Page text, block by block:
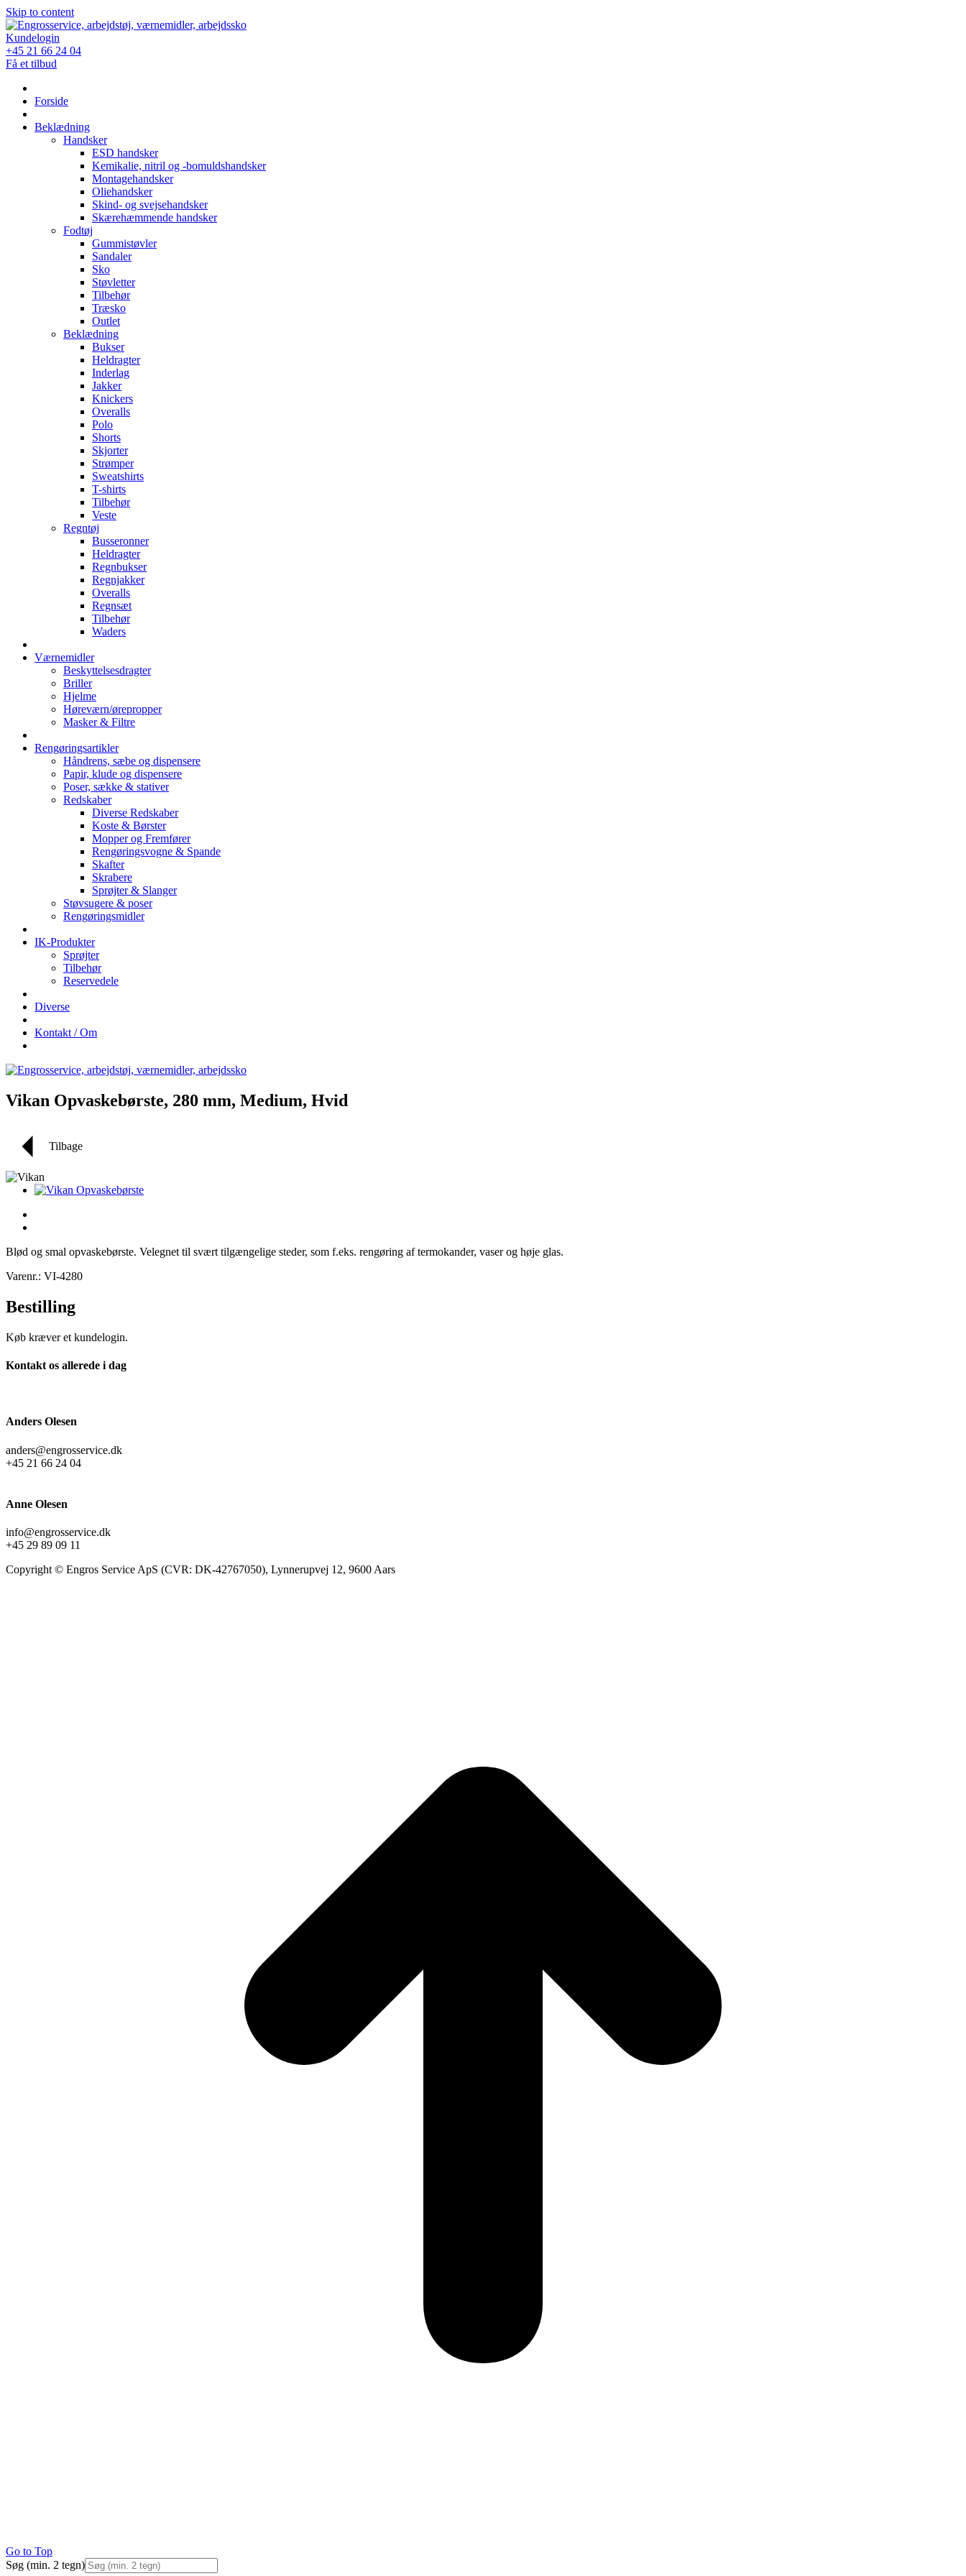
Skip to content
Kundelogin
+45 21 66 24 04
Få et tilbud
Forside
Beklædning
Handsker
ESD handsker
Kemikalie, nitril og -bomuldshandsker
Montagehandsker
Oliehandsker
Skind- og svejsehandsker
Skærehæmmende handsker
Fodtøj
Gummistøvler
Sandaler
Sko
Støvletter
Tilbehør
Træsko
Outlet
Beklædning
Bukser
Heldragter
Inderlag
Jakker
Knickers
Overalls
Polo
Shorts
Skjorter
Strømper
Sweatshirts
T-shirts
Tilbehør
Veste
Regntøj
Busseronner
Heldragter
Regnbukser
Regnjakker
Overalls
Regnsæt
Tilbehør
Waders
Værnemidler
Beskyttelsesdragter
Briller
Hjelme
Høreværn/ørepropper
Masker & Filtre
Rengøringsartikler
Håndrens, sæbe og dispensere
Papir, klude og dispensere
Poser, sække & stativer
Redskaber
Diverse Redskaber
Koste & Børster
Mopper og Fremfører
Rengøringsvogne & Spande
Skafter
Skrabere
Sprøjter & Slanger
Støvsugere & poser
Rengøringsmidler
IK-Produkter
Sprøjter
Tilbehør
Reservedele
Diverse
Kontakt / Om
Vikan Opvaskebørste, 280 mm, Medium, Hvid
Tilbage
Blød og smal opvaskebørste. Velegnet til svært tilgængelige steder, som f.eks. rengøring af termokander, vaser og høje glas.
Varenr.: VI-4280
Bestilling
Køb kræver et kundelogin.
Kontakt os allerede i dag
Anders Olesen
anders@engrosservice.dk
+45 21 66 24 04
Anne Olesen
info@engrosservice.dk
+45 29 89 09 11
Copyright © Engros Service ApS (CVR: DK-42767050), Lynnerupvej 12, 9600 Aars
Go to Top
Søg (min. 2 tegn)